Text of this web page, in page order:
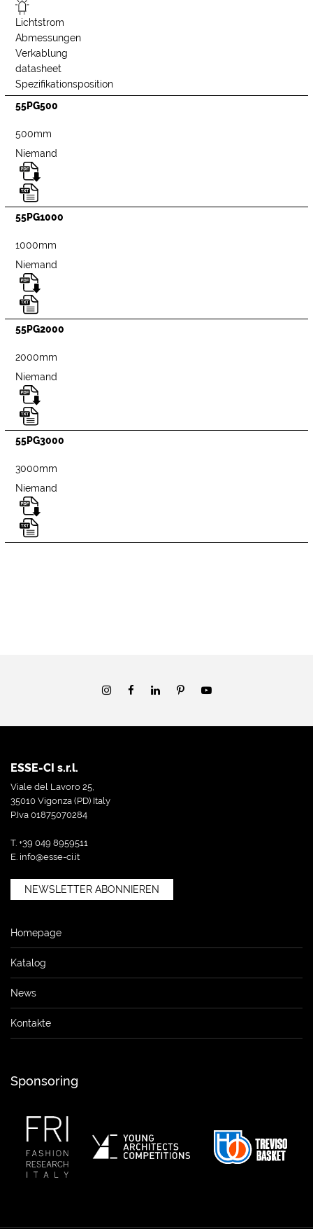
Lichtstrom
Abmessungen
Verkablung
datasheet
Spezifikationsposition
55PG500
500mm
Niemand
55PG1000
1000mm
Niemand
55PG2000
2000mm
Niemand
55PG3000
3000mm
Niemand
ESSE-CI s.r.l.
Viale del Lavoro 25,
35010 Vigonza (PD) Italy
P.Iva 01875070284
T. +39 049 8959511
E. info@esse-ci.it
NEWSLETTER ABONNIEREN
Homepage
Katalog
News
Kontakte
Sponsoring